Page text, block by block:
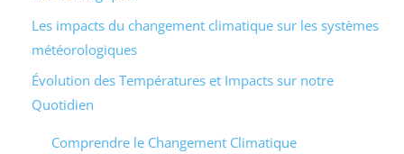
Les impacts du changement climatique sur les systèmes
météorologiques
Évolution des Températures et Impacts sur notre
Quotidien
Comprendre le Changement Climatique